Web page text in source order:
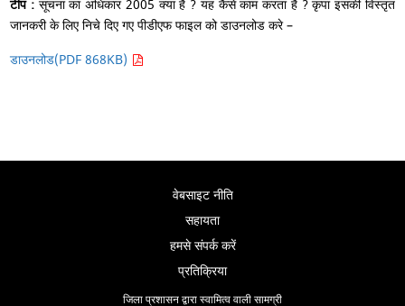
टीप : सूचना का अधिकार 2005 क्या है ? यह कैसे काम करता है ? कृपा इसकी विस्तृत
जानकरी के लिए निचे दिए गए पीडीएफ फाइल को डाउनलोड करे –
डाउनलोड(PDF 868KB)
वेबसाइट नीति
सहायता
हमसे संपर्क करें
प्रतिक्रिया
जिला प्रशासन द्वारा स्वामित्व वाली सामग्री